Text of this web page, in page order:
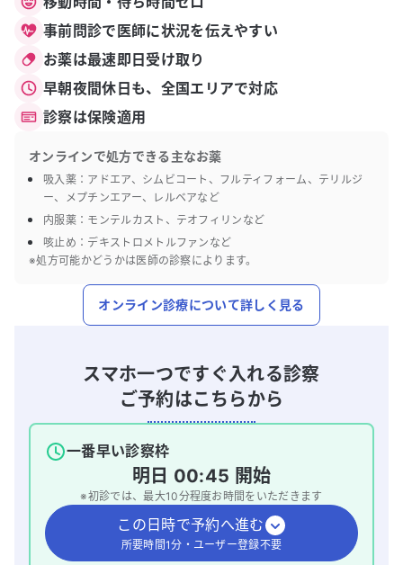
事前問診で医師に状況を伝えやすい
お薬は最速即日受け取り
早朝夜間休日も、全国エリアで対応
診察は保険適用
オンラインで処方できる主なお薬
吸入薬：アドエア、シムビコート、フルティフォーム、テリルジ
ー、メプチンエアー、レルベアなど
内服薬：モンテルカスト、テオフィリンなど
咳止め：デキストロメトルファンなど
※処方可能かどうかは医師の診察によります。
オンライン診療について詳しく見る
スマホ一つですぐ入れる診察
ご予約はこちらから
一番早い診察枠
明日 00:45 開始
※初診では、最大10分程度お時間をいただきます
この日時で予約へ進む
所要時間1分・ユーザー登録不要